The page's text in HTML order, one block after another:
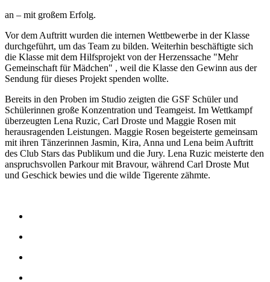
an – mit großem Erfolg.
Vor dem Auftritt wurden die internen Wettbewerbe in der Klasse
durchgeführt, um das Team zu bilden. Weiterhin beschäftigte sich
die Klasse mit dem Hilfsprojekt von der Herzenssache "Mehr
Gemeinschaft für Mädchen" , weil die Klasse den Gewinn aus der
Sendung für dieses Projekt spenden wollte.
Bereits in den Proben im Studio zeigten die GSF Schüler und
Schülerinnen große Konzentration und Teamgeist. Im Wettkampf
überzeugten Lena Ruzic, Carl Droste und Maggie Rosen mit
herausragenden Leistungen. Maggie Rosen begeisterte gemeinsam
mit ihren Tänzerinnen Jasmin, Kira, Anna und Lena beim Auftritt
des Club Stars das Publikum und die Jury. Lena Ruzic meisterte den
anspruchsvollen Parkour mit Bravour, während Carl Droste Mut
und Geschick bewies und die wilde Tigerente zähmte.